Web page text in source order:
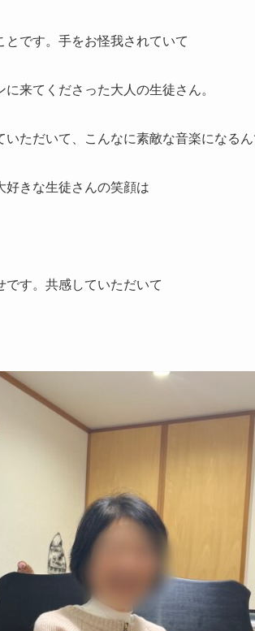
です。手をお怪我されていて
来てくださった大人の生徒さん。
いただいて、こんなに素敵な音楽になる
好きな生徒さんの笑顔は
す。共感していただいて